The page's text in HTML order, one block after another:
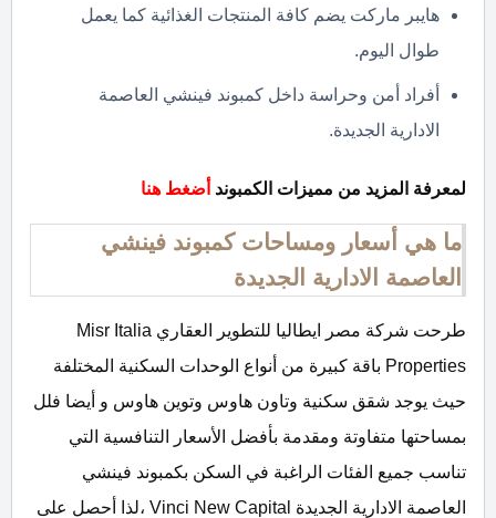
هايبر ماركت يضم كافة المنتجات الغذائية كما يعمل
طوال اليوم.
أفراد أمن وحراسة داخل كمبوند فينشي العاصمة
الادارية الجديدة.
لمعرفة المزيد من مميزات الكمبوند أضغط هنا
ما هي أسعار ومساحات كمبوند فينشي
العاصمة الادارية الجديدة
طرحت شركة مصر ايطاليا للتطوير العقاري Misr Italia
Properties باقة كبيرة من أنواع الوحدات السكنية المختلفة
حيث يوجد شقق سكنية وتاون هاوس وتوين هاوس و أيضا فلل
بمساحتها متفاوتة ومقدمة بأفضل الأسعار التنافسية التي
تناسب جميع الفئات الراغبة في السكن بكمبوند فينشي
العاصمة الادارية الجديدة Vinci New Capital ،لذا أحصل على